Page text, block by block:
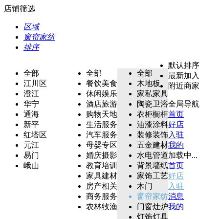
店铺筛选
区域
窗帘家纺
排序
全部
江川区
澄江
华宁
通海
新平
红塔区
元江
易门
峨山
全部
餐饮美食
休闲娱乐
酒店旅游
购物天地
生活服务
汽车服务
母婴专区
婚庆摄影
教育培训
家具建材
房产相关
商务服务
农林牧渔
全部
木地板
家私家具
陶瓷卫浴
衣柜橱柜
油漆涂料
装修装饰
五金建材
水电管道
背景墙纸
家饰工艺
木门
窗帘家纺
门窗灶炉
灯饰灯具
默认排序
最新加入
附近商家
全局导航
首页
好店
入驻
我的
加载中...
首页
好店
入驻
消息
我的